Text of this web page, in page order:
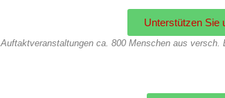
Unterstützen Sie
ca. 800 Menschen aus